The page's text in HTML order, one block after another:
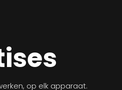
op elk apparaat.